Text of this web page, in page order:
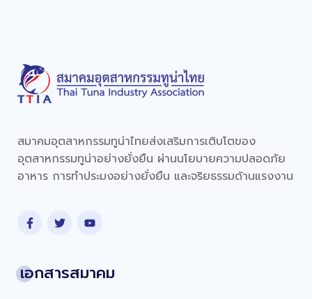
สมาคมอุตสาหกรรมทูน่าไทยส่งเสริมการเติบโตของ
อุตสาหกรรมทูน่าอย่างยั่งยืน ผ่านนโยบายความปลอดภัย
อาหาร การทำประมงอย่างยั่งยืน และจริยธรรมด้านแรงงาน
เอกสารสมาคม